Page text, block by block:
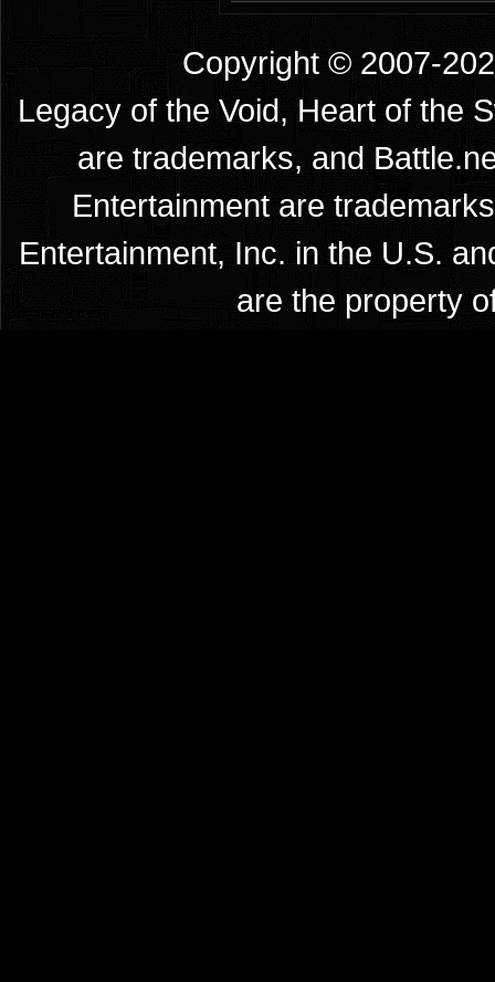
Copyright © 2007-
Legacy of the Void, Heart of the
are trademarks, and
Entertainment are
Entertainment, Inc. in the U.S.
are the property